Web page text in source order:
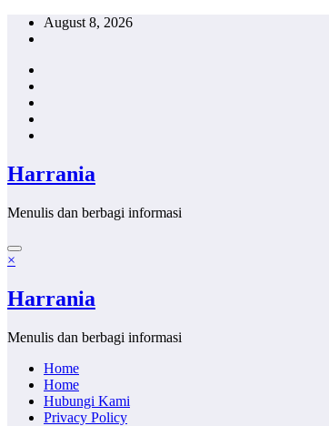
Skip
August 8, 2026
Harrania
Menulis dan berbagi informasi
×
Harrania
Menulis dan berbagi informasi
Home
Home
Hubungi Kami
Privacy Policy